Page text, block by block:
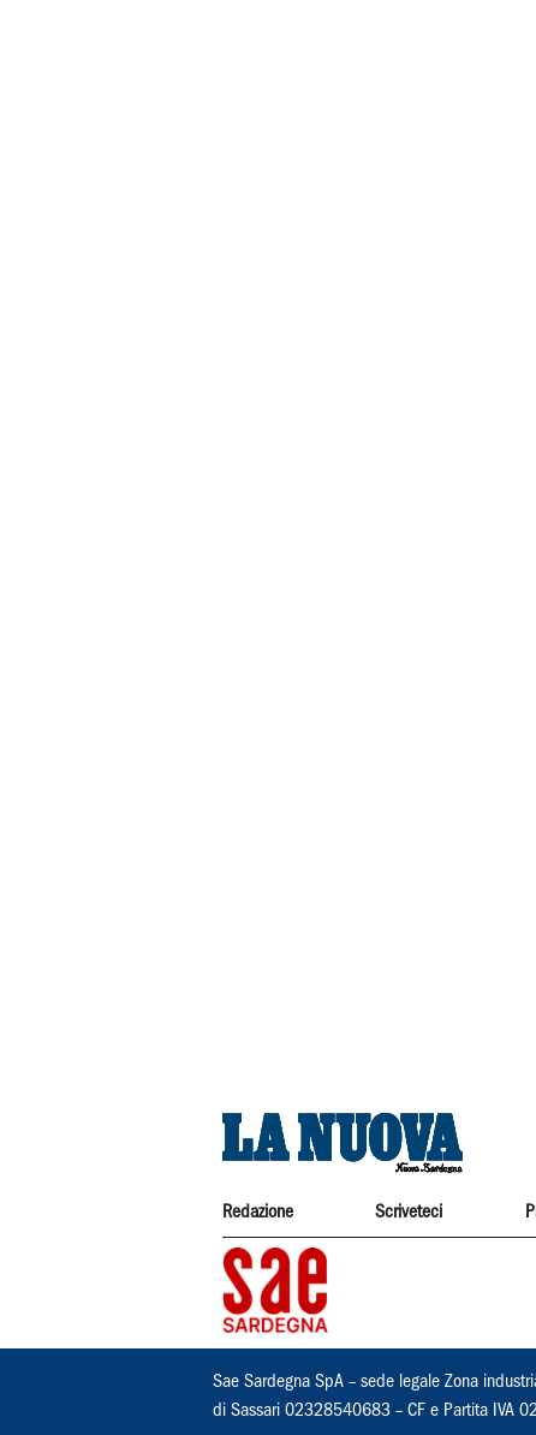
Redazione Scriveteci
Sae Sardegna SpA – sede legale Zona
di Sassari 02328540683 – CF e Partita IVA